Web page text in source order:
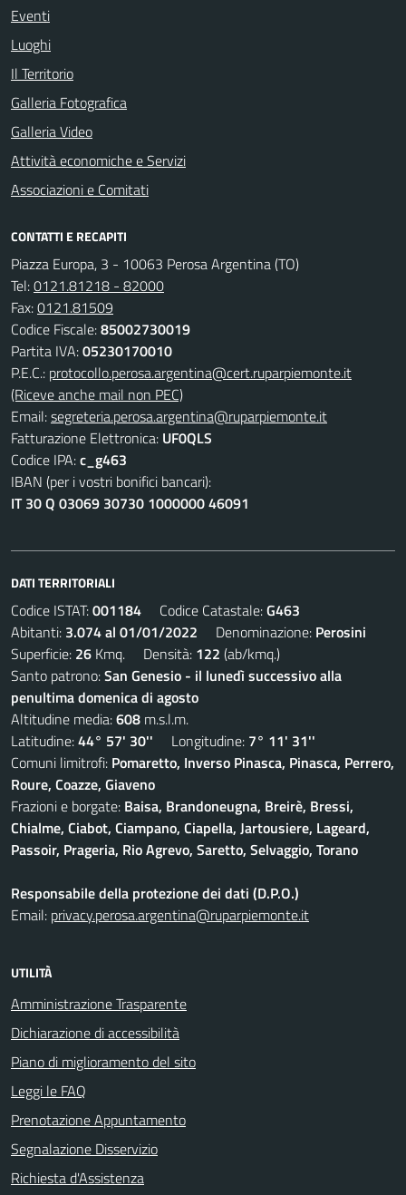
Eventi
Luoghi
Il Territorio
Galleria Fotografica
Galleria Video
Attività economiche e Servizi
Associazioni e Comitati
CONTATTI E RECAPITI
Piazza Europa, 3 - 10063 Perosa Argentina (TO)
Tel:0121.81218 - 82000
Fax:0121.81509
Codice Fiscale:85002730019
Partita IVA:05230170010
P.E.C.: protocollo.perosa.argentina@cert.ruparpiemonte.it
(Riceve anche mail non PEC)
Email:segreteria.perosa.argentina@ruparpiemonte.it
Fatturazione Elettronica: UF0QLS
Codice IPA:c_g463
IBAN (per i vostri bonifici bancari):
IT 30 Q 03069 30730 1000000 46091
DATI TERRITORIALI
Codice ISTAT:001184 Codice Catastale:G463
Abitanti: 3.074 al 01/01/2022 Denominazione: Perosini
Superficie: 26 Kmq. Densità: 122 (ab/kmq.)
Santo patrono:San Genesio - il lunedì successivo alla
penultima domenica di agosto
Altitudine media:608 m.s.l.m.
Latitudine:44° 57' 30'' Longitudine: 7° 11' 31''
Comuni limitrofi: Pomaretto, Inverso Pinasca, Pinasca, Perrero,
Roure, Coazze, Giaveno
Frazioni e borgate: Baisa, Brandoneugna, Breirè, Bressi,
Chialme, Ciabot, Ciampano, Ciapella, Jartousiere, Lageard,
Passoir, Prageria, Rio Agrevo, Saretto, Selvaggio, Torano
Responsabile della protezione dei dati (D.P.O.)
Email: privacy.perosa.argentina@ruparpiemonte.it
UTILITÀ
Amministrazione Trasparente
Dichiarazione di accessibilità
Piano di miglioramento del sito
Leggi le FAQ
Prenotazione Appuntamento
Segnalazione Disservizio
Richiesta d'Assistenza